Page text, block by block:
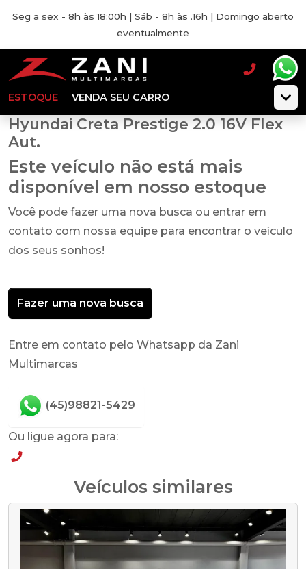
Seg a sex - 8h às 18:00h | Sáb - 8h às .16h | Domingo aberto
eventualmente
ESTOQUE VENDA SEU CARRO
Hyundai Creta Prestige 2.0 16V Flex
Aut.
Este veículo não está mais
disponível em nosso estoque
Você pode fazer uma nova busca ou entrar em
contato com nossa equipe para encontrar o veículo
dos seus sonhos!
Fazer uma nova busca
Entre em contato pelo Whatsapp da Zani
Multimarcas
(45)98821-5429
Ou ligue agora para:
Veículos similares